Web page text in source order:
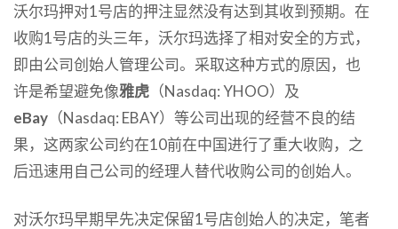
沃尔玛押对1号店的押注显然没有达到其收到预期。在
收购1号店的头三年，沃尔玛选择了相对安全的方式，
即由公司创始人管理公司。采取这种方式的原因，也
许是希望避免像雅虎 （Nasdaq: YHOO）及
eBay （Nasdaq: EBAY）等公司出现的经营不良的结
果，这两家公司约在10前在中国进行了重大收购，之
后迅速用自己公司的经理人替代收购公司的创始人。
对沃尔玛早期早先决定保留1号店创始人的决定，笔者